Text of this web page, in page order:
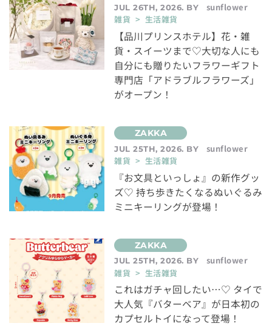
JUL 26TH, 2026. BY
sunflower
雑貨 > 生活雑貨
【品川プリンスホテル】花・雑
貨・スイーツまで♡大切な人にも
自分にも贈りたいフラワーギフト
専門店「アドラブルフラワーズ」
がオープン！
JUL 25TH, 2026. BY
sunflower
雑貨 > 生活雑貨
『お文具といっしょ』の新作グッ
ズ♡ 持ち歩きたくなるぬいぐるみ
ミニキーリングが登場！
JUL 25TH, 2026. BY
sunflower
雑貨 > 生活雑貨
これはガチャ回したい…♡ タイで
大人気『バターベア』が日本初の
カプセルトイになって登場！